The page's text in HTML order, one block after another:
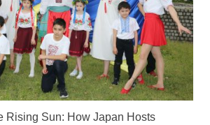
Rising Sun: How Japan Hosts